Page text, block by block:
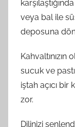
veya bal ile
deposuna
sucuk ve
iştah açıcı
zor.
Dilinizi